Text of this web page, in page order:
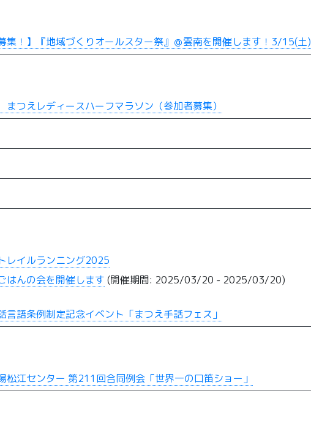
集！】『地域づくりオールスター祭』＠雲南を開催します！3/15(土)
つえレディースハーフマラソン（参加者募集）
レイルランニング2025
はんの会を開催します (開催期間: 2025/03/20 - 2025/03/20)
言語条例制定記念イベント「まつえ手話フェス」
松江センター 第211回合同例会「世界一の口笛ショー」